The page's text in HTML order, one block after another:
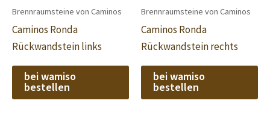
Brennraumsteine von Caminos
Caminos Ronda
Rückwandstein links
bei wamiso
bestellen
Brennraumsteine von Caminos
Caminos Ronda
Rückwandstein rechts
bei wamiso
bestellen